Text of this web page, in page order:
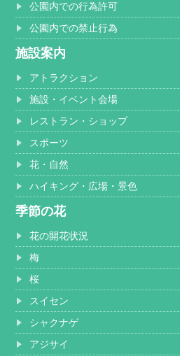
公園内での行為許可
公園内での禁止行為
施設案内
アトラクション
施設・イベント会場
レストラン・ショップ
スポーツ
花・自然
ハイキング・広場・景色
季節の花
花の開花状況
梅
桜
スイセン
シャクナゲ
アジサイ